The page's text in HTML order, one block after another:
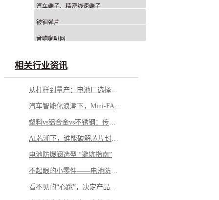
汽车端子、精密线速端子
铍铜弹片
音响喇叭网
相关行业资讯
电池防爆阀选型 “避坑指南”